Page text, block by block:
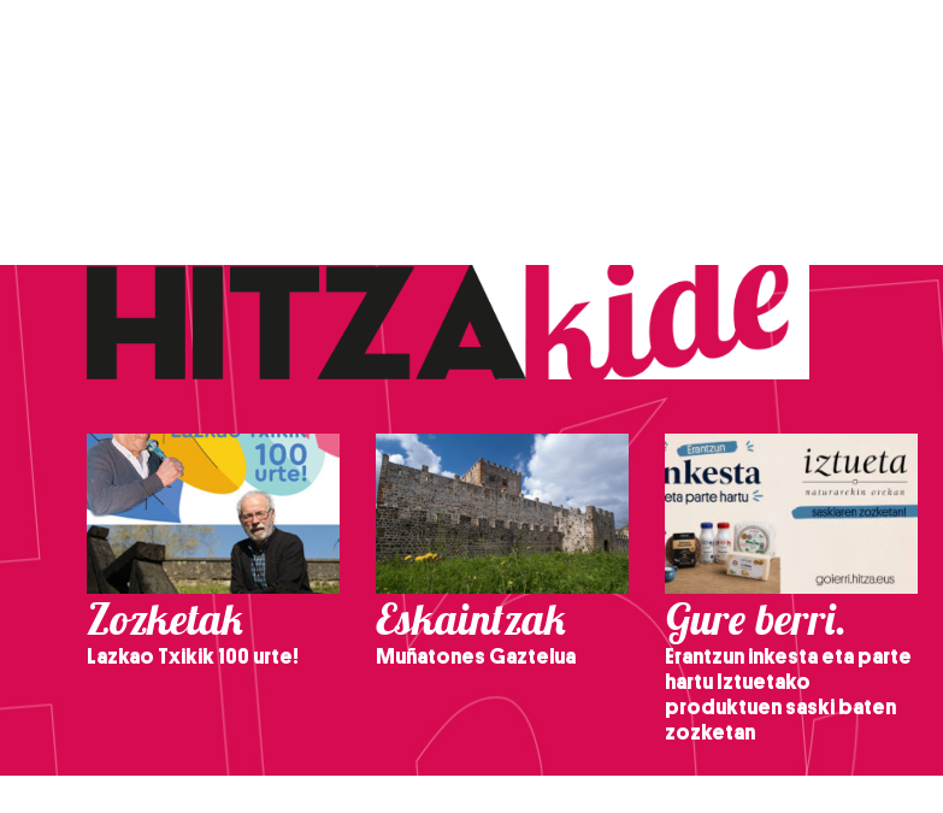
Zozketak
Lazkao Txikik 100 urte!
Eskaintzak
Muñatones Gaztelua
Gure berri.
Erantzun inkesta eta parte
hartu Iztuetako
produktuen saski baten
zozketan